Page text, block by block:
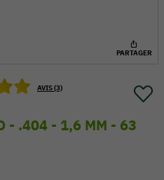
PARTAGER
AVIS (3)
- .404 - 1,6 MM - 63